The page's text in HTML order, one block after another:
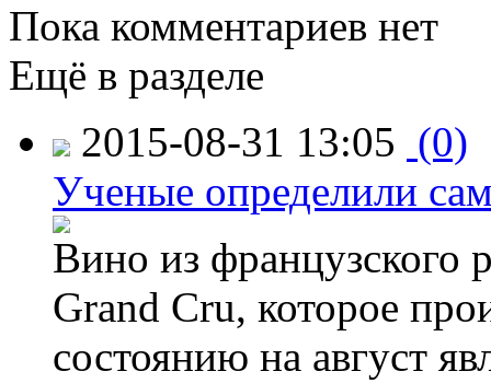
Пока комментариев нет
Ещё в разделе
2015-08-31 13:05 (0)
Ученые определили
Вино из французского
Grand Cru, которое
состоянию на август